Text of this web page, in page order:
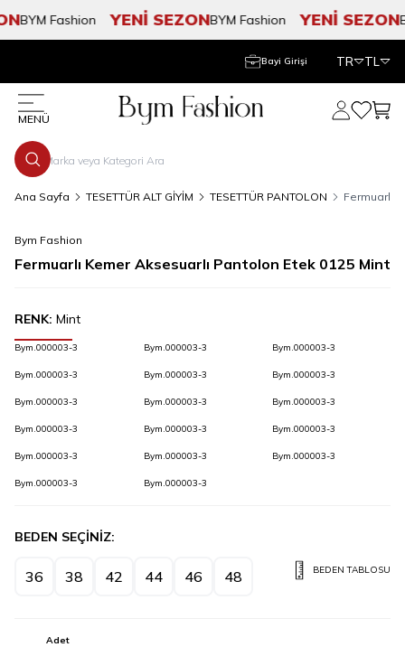
BYM Fashion YENİ SEZONBYM Fashion YENİ SEZON
Bayi Girişi TR TL
MENÜ
Hesabım
Ana Sayfa TESETTÜR ALT GİYİM TESETTÜR PANTOLON Fermuarlı
Bym Fashion
Fermuarlı Kemer Aksesuarlı Pantolon Etek 0125 Mint
RENK: Mint
Bym.000003-3 Bym.000003-3 Bym.000003-3
Bym.000003-3 Bym.000003-3 Bym.000003-3
Bym.000003-3 Bym.000003-3 Bym.000003-3
Bym.000003-3 Bym.000003-3 Bym.000003-3
Bym.000003-3 Bym.000003-3 Bym.000003-3
Bym.000003-3 Bym.000003-3
BEDEN SEÇİNİZ:
36 38 42 44 46 48 BEDEN TABLOSU
Adet